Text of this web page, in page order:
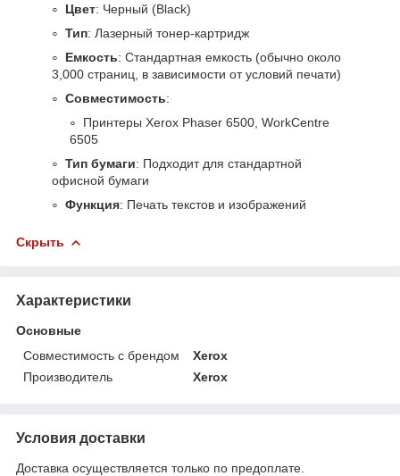
Цвет: Черный (Black)
Тип: Лазерный тонер-картридж
Емкость: Стандартная емкость (обычно около
3,000 страниц, в зависимости от условий печати)
Совместимость:
Принтеры Xerox Phaser 6500, WorkCentre
6505
Тип бумаги: Подходит для стандартной
офисной бумаги
Функция: Печать текстов и изображений
Скрыть
Характеристики
Основные
Совместимость с брендом
Xerox
Производитель
Xerox
Условия доставки
Доставка осуществляется только по предоплате.